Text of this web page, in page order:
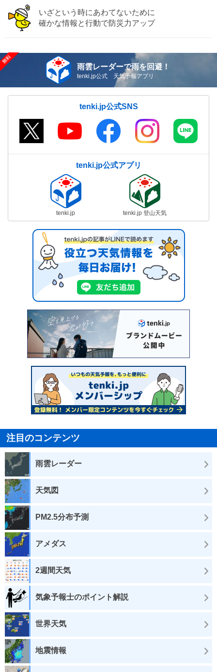
いざという時にあわてないために
確かな情報と行動で防災力アップ
雨雲レーダーで雨を回避！
tenki.jp公式 天気予報アプリ
tenki.jp公式SNS
tenki.jp公式アプリ
tenki.jp tenki.jp 登山天気
注目のコンテンツ
雨雲レーダー
天気図
PM2.5分布予測
アメダス
2週間天気
気象予報士のポイント解説
世界天気
地震情報